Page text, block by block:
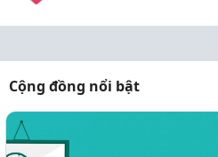
Cộng đồng nổi bật